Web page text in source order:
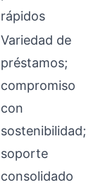
rápidos
Variedad de
préstamos;
compromiso
con
sostenibilidad;
soporte
consolidado